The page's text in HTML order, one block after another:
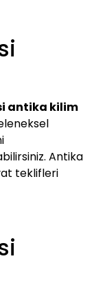
antika kilim
Antika
teklifleri